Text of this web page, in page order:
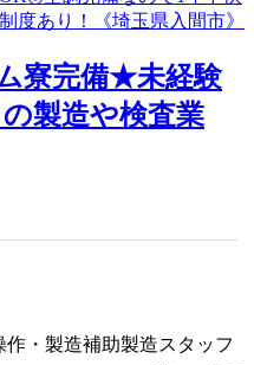
寮完備★未経験
製造や検査業
・製造補助製造スタッフ